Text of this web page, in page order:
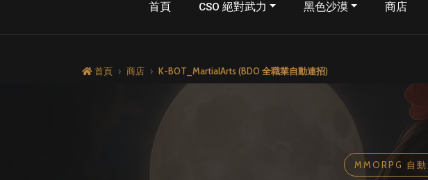
首頁 CSO 絕對武力 黑色沙漠 商店
K-BOT_MartialArts — 黑色沙漠 全職
首頁 商店 K-BOT_MartialArts (BDO 全職業自動連招)
MMORPG 自